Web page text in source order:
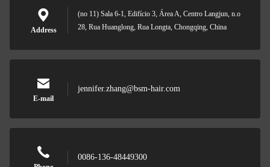
Address
(no 11) Sala 6-1, Edifício 3, Área A, Centro Langjun, n.o
28, Rua Huanglong, Rua Longta, Chongqing, China
E-mail
jennifer.zhang@bsm-hair.com
0086-136-48449300